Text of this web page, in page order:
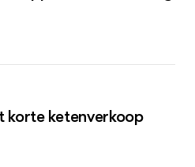
korte ketenverkoop